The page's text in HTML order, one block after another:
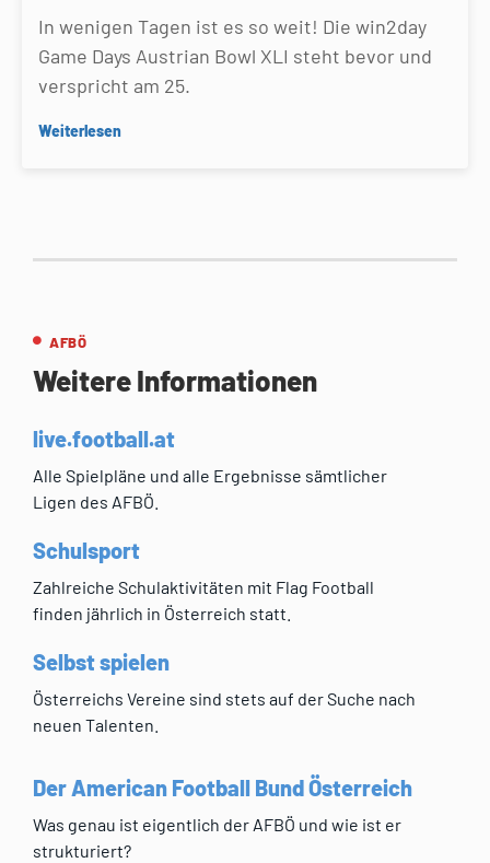
In wenigen Tagen ist es so weit! Die win2day
Game Days Austrian Bowl XLI steht bevor und
verspricht am 25.
Weiterlesen
AFBÖ
Weitere Informationen
live.football.at
Alle Spielpläne und alle Ergebnisse sämtlicher
Ligen des AFBÖ.
Schulsport
Zahlreiche Schulaktivitäten mit Flag Football
finden jährlich in Österreich statt.
Selbst spielen
Österreichs Vereine sind stets auf der Suche nach
neuen Talenten.
Der American Football Bund Österreich
Was genau ist eigentlich der AFBÖ und wie ist er
strukturiert?